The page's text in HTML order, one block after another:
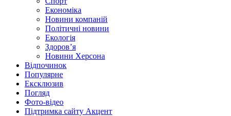
Економіка
Новини компаній
Політичні новини
Екологія
Здоров’я
Новини Херсона
Відпочинок
Популярне
Ексклюзив
Погляд
Фото-відео
Підтримка сайту Акцент